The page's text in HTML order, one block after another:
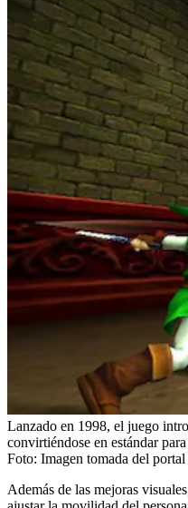
Lanzado en 1998, el juego
convirtiéndose en estándar
Foto: Imagen tomada del
Además de las mejoras